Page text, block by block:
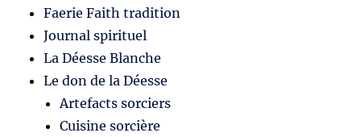
Faerie Faith tradition
Journal spirituel
La Déesse Blanche
Le don de la Déesse
Artefacts sorciers
Cuisine sorcière